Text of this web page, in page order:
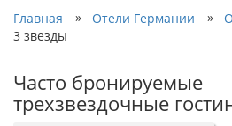
Главная » Отели Германии »
3 звезды
Часто бронируемые
трехзвездочные